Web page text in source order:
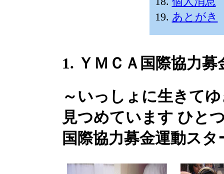
あとがき
1. ＹＭＣＡ国際協力
～いっしょに生きて
見つめています ひと
国際協力募金運動スタ